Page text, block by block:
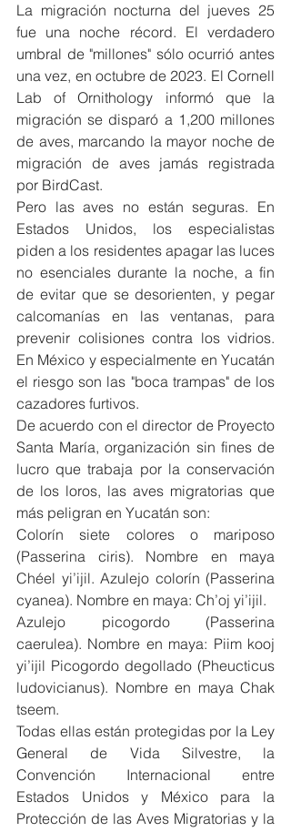
La migración nocturna del jueves 25
fue una noche récord. El verdadero
umbral de "millones" sólo ocurrió antes
una vez, en octubre de 2023. El Cornell
Lab of Ornithology informó que la
migración se disparó a 1,200 millones
de aves, marcando la mayor noche de
migración de aves jamás registrada
por BirdCast.
Pero las aves no están seguras. En
Estados Unidos, los especialistas
piden a los residentes apagar las luces
no esenciales durante la noche, a fin
de evitar que se desorienten, y pegar
calcomanías en las ventanas, para
prevenir colisiones contra los vidrios.
En México y especialmente en Yucatán
el riesgo son las "boca trampas" de los
cazadores furtivos.
De acuerdo con el director de Proyecto
Santa María, organización sin fines de
lucro que trabaja por la conservación
de los loros, las aves migratorias que
más peligran en Yucatán son:
Colorín siete colores o mariposo
(Passerina ciris). Nombre en maya
Chéel yi’ijil. Azulejo colorín (Passerina
cyanea). Nombre en maya: Ch’oj yi’ijil.
Azulejo picogordo (Passerina
caerulea). Nombre en maya: Piim kooj
yi’ijil Picogordo degollado (Pheucticus
ludovicianus). Nombre en maya Chak
tseem.
Todas ellas están protegidas por la Ley
General de Vida Silvestre, la
Convención Internacional entre
Estados Unidos y México para la
Protección de las Aves Migratorias y la